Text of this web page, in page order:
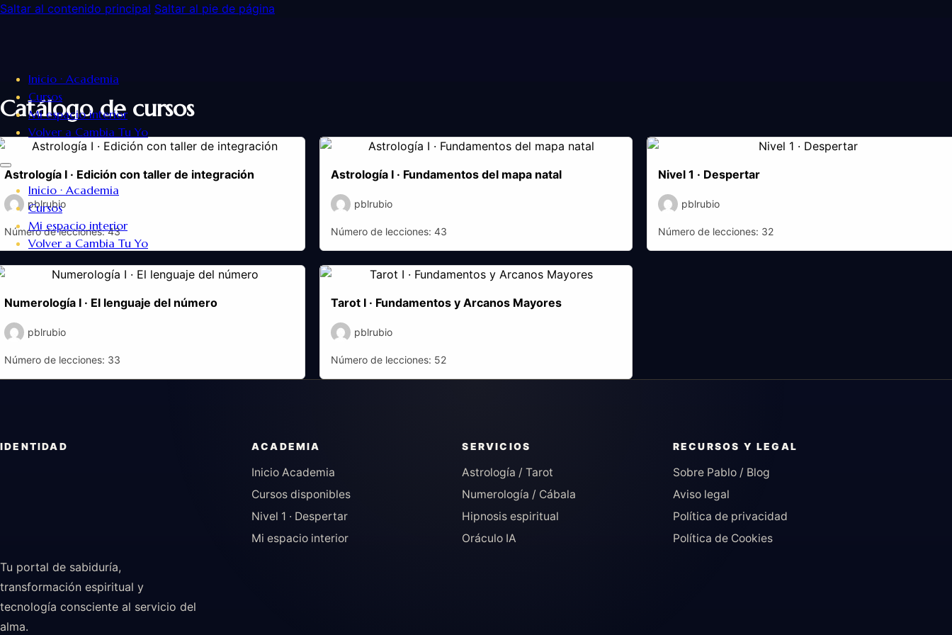
Saltar al contenido principal Saltar al pie de página
Inicio · Academia
Cursos
Mi espacio interior
Volver a Cambia Tu Yo
Inicio · Academia
Cursos
Mi espacio interior
Volver a Cambia Tu Yo
Catálogo de cursos
Astrología I · Edición con taller de integración
pblrubio
Número de lecciones:43
Astrología I · Fundamentos del mapa natal
pblrubio
Número de lecciones:43
Nivel 1 · Despertar
pblrubio
Número de lecciones: 32
Numerología I · El lenguaje del número
pblrubio
Número de lecciones: 33
Tarot I · Fundamentos y Arcanos Mayores
pblrubio
Número de lecciones: 52
IDENTIDAD
Tu portal de sabiduría,
transformación espiritual y
tecnología consciente al servicio del
alma.
ACADEMIA
Inicio Academia
Cursos disponibles
Nivel 1 · Despertar
Mi espacio interior
SERVICIOS
Astrología / Tarot
Numerología / Cábala
Hipnosis espiritual
Oráculo IA
RECURSOS Y LEGAL
Sobre Pablo / Blog
Aviso legal
Política de privacidad
Política de Cookies